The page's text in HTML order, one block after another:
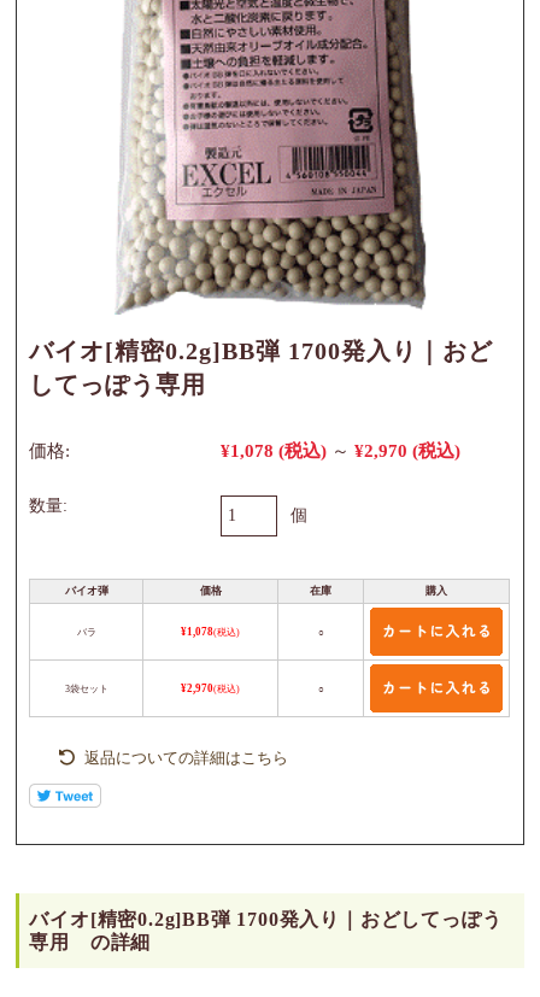
バイオ[精密0.2g]BB弾 1700発入り｜おど
してっぽう専用
価格: ¥1,078 (税込) ～ ¥2,970 (税込)
数量:
個
バイオ弾 価格 在庫 購入
バラ ¥1,078(税込) ○
3袋セット ¥2,970(税込) ○
返品についての詳細はこちら
バイオ[精密0.2g]BB弾 1700発入り｜おどしてっぽう
専用 の詳細